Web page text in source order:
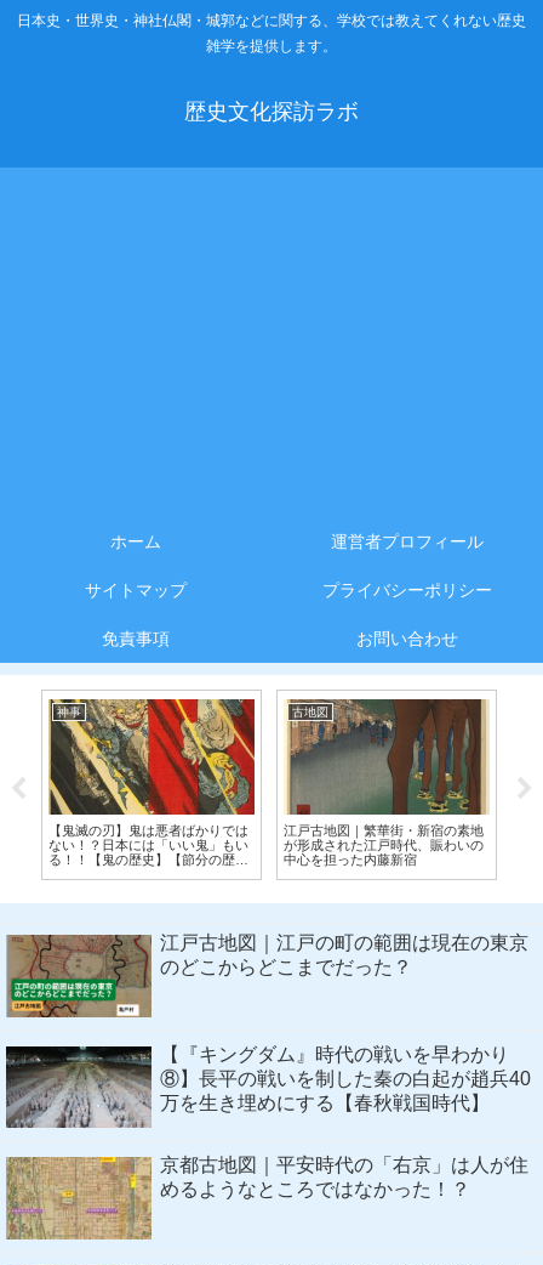
日本史・世界史・神社仏閣・城郭などに関する、学校では教えてくれない歴史
雑学を提供します。
歴史文化探訪ラボ
ホーム 運営者プロフィール
サイトマップ プライバシーポリシー
免責事項 お問い合わせ
神事
【鬼滅の刃】鬼は悪者ばかりでは
ない！？日本には「いい鬼」もい
る！！【鬼の歴史】【節分の歴
古地図
江戸古地図｜繁華街・新宿の素地
が形成された江戸時代、賑わいの
中心を担った内藤新宿
江戸古地図｜江戸の町の範囲は現在の東京
のどこからどこまでだった？
【『キングダム』時代の戦いを早わかり
⑧】長平の戦いを制した秦の白起が趙兵40
万を生き埋めにする【春秋戦国時代】
京都古地図｜平安時代の「右京」は人が住
めるようなところではなかった！？